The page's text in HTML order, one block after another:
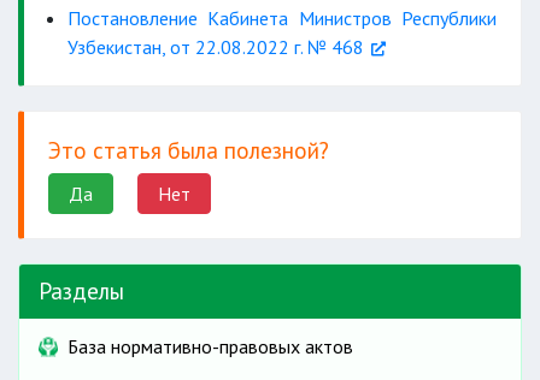
Постановление Кабинета Министров Республики
Узбекистан, от 22.08.2022 г. № 468
Это статья была полезной?
Да Нет
Разделы
База нормативно-правовых актов